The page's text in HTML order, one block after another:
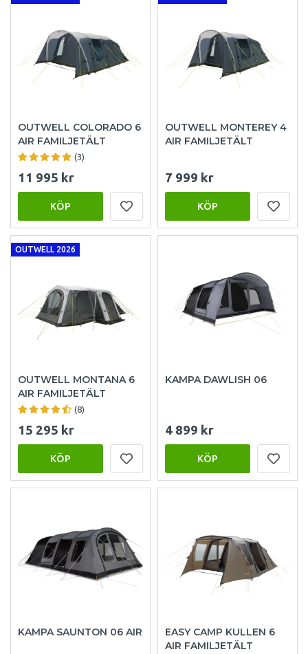
OUTWELL COLORADO 6
AIR FAMILJETÄLT
(3)
11 995 kr
KÖP
OUTWELL MONTEREY 4
AIR FAMILJETÄLT
7 999 kr
KÖP
OUTWELL 2026
OUTWELL MONTANA 6
AIR FAMILJETÄLT
(8)
15 295 kr
KÖP
KAMPA DAWLISH 06
4 899 kr
KÖP
KAMPA SAUNTON 06 AIR
EASY CAMP KULLEN 6
AIR FAMILJETÄLT